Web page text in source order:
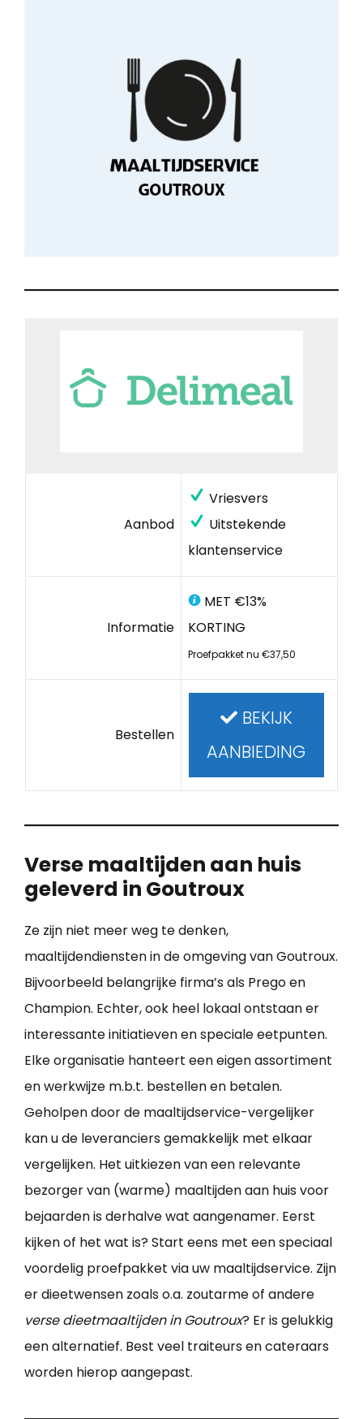
Aanbod
Vriesvers
Uitstekende
klantenservice
Informatie
MET €13%
KORTING
Proefpakket nu €37,50
Bestellen
BEKIJK
AANBIEDING
Verse maaltijden aan huis
geleverd in Goutroux
Ze zijn niet meer weg te denken,
maaltijdendiensten in de omgeving van Goutroux.
Bijvoorbeeld belangrijke firma’s als Prego en
Champion. Echter, ook heel lokaal ontstaan er
interessante initiatieven en speciale eetpunten.
Elke organisatie hanteert een eigen assortiment
en werkwijze m.b.t. bestellen en betalen.
Geholpen door de maaltijdservice-vergelijker
kan u de leveranciers gemakkelijk met elkaar
vergelijken. Het uitkiezen van een relevante
bezorger van (warme) maaltijden aan huis voor
bejaarden is derhalve wat aangenamer. Eerst
kijken of het wat is? Start eens met een speciaal
voordelig proefpakket via uw maaltijdservice. Zijn
er dieetwensen zoals o.a. zoutarme of andere
verse dieetmaaltijden in Goutroux? Er is gelukkig
een alternatief. Best veel traiteurs en cateraars
worden hierop aangepast.